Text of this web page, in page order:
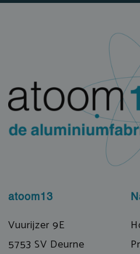
atoom13
Vuurijzer 9E
5753 SV Deurne